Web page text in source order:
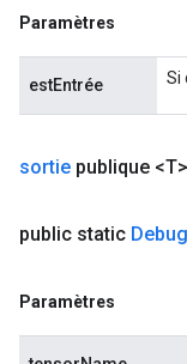
Paramètres
estEntrée Si
sortie publique <T>
public static Debug
Paramètres